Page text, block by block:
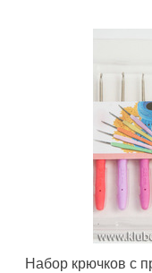
Набор крючков с